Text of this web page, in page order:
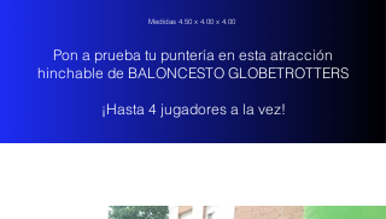
Medidas 4.50 x 4.00 x 4.00
Pon a prueba tu puntería en esta atracción
hinchable de BALONCESTO GLOBETROTTERS
¡Hasta 4 jugadores a la vez!